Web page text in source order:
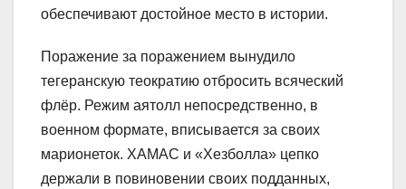
обеспечивают достойное место в истории.
Поражение за поражением вынудило
тегеранскую теократию отбросить всяческий
флёр. Режим аятолл непосредственно, в
военном формате, вписывается за своих
марионеток. ХАМАС и «Хезболла» цепко
держали в повиновении своих подданных,